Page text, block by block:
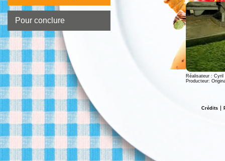
Pour conclure
Réalisateur : Cyril
Producteur:
Crédits